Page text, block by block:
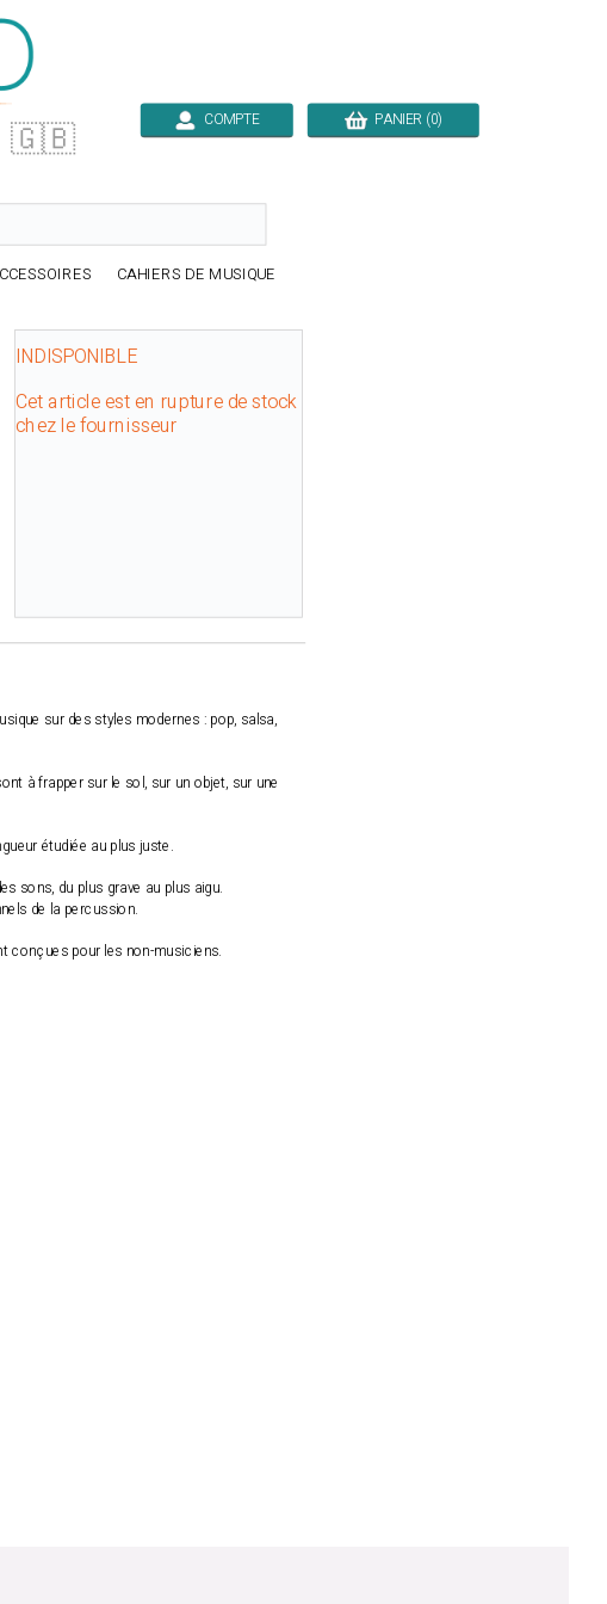
🇬🇧 COMPTE PANIER (0)
CAHIERS DE MUSIQUE
INDISPONIBLE
Cet article est en rupture de stock
chez le fournisseur
sur des styles modernes : pop, salsa,
à frapper sur le sol, sur un objet, sur une
étudiée au plus juste.
sons, du plus grave au plus aigu.
de la percussion.
conçues pour les non-musiciens.